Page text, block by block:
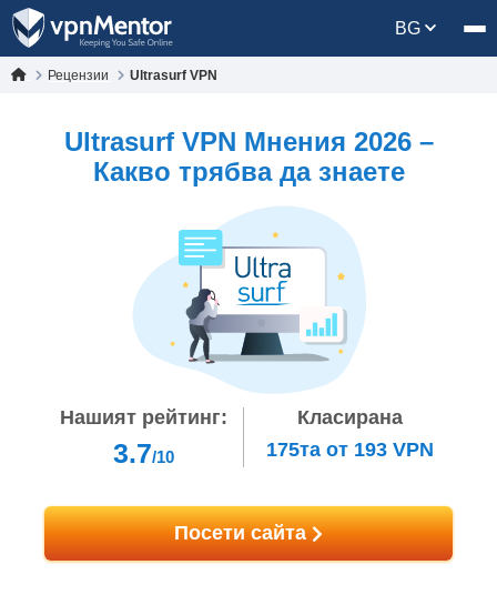
BG
Рецензии Ultrasurf VPN
Ultrasurf VPN Mнения 2026 –
Какво трябва да знаете
Нашият рейтинг:
3.7/10
Класирана
175тa от 193 VPN
Посети сайта